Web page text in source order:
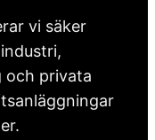
vi säker
och privata